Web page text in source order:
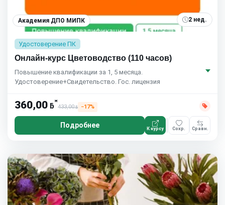
Академия ДПО МИПК 2 нед.
Удостоверение ПК
Онлайн-курс Цветоводство (110 часов)
Повышение квалификации за 1, 5 месяца.
Удостоверение+Свидетельство. Гос. лицензия
360,00 ƃ*
433,00ƃ −17%
Подробнее К курсу Сохр. Сравн.